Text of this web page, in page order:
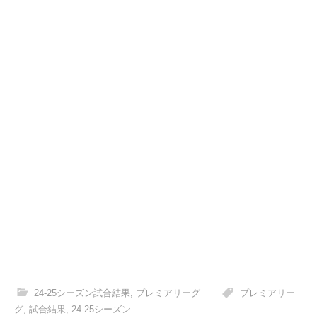
24-25シーズン試合結果 プレミアリーグ
プレミアリー
グ, 試合結果, 24-25シーズン